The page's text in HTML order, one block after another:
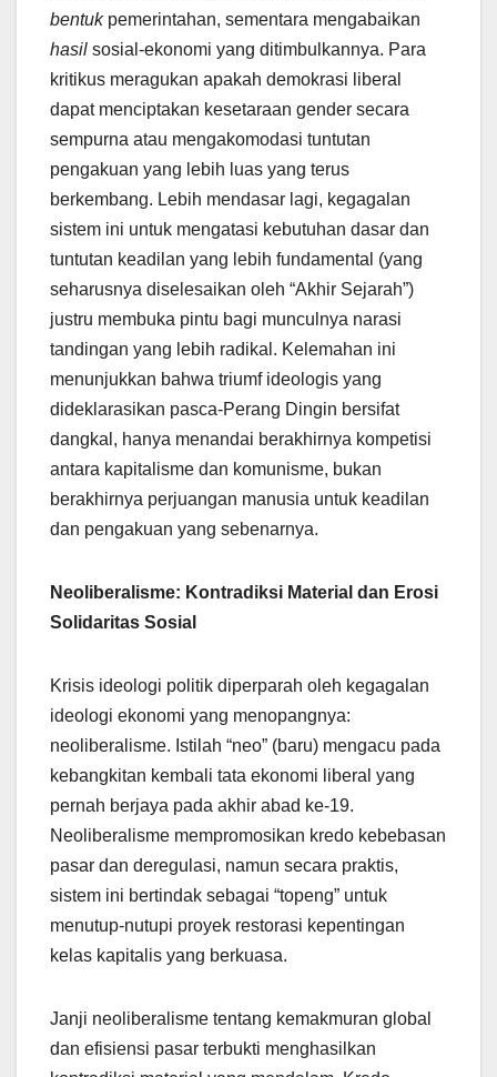
bentukpemerintahan, sementara mengabaikan
hasil sosial-ekonomi yang ditimbulkannya. Para
kritikus meragukan apakah demokrasi liberal
dapat menciptakan kesetaraan gender secara
sempurna atau mengakomodasi tuntutan
pengakuan yang lebih luas yang terus
berkembang. Lebih mendasar lagi, kegagalan
sistem ini untuk mengatasi kebutuhan dasar dan
tuntutan keadilan yang lebih fundamental (yang
seharusnya diselesaikan oleh “Akhir Sejarah”)
justru membuka pintu bagi munculnya narasi
tandingan yang lebih radikal. Kelemahan ini
menunjukkan bahwa triumf ideologis yang
dideklarasikan pasca-Perang Dingin bersifat
dangkal, hanya menandai berakhirnya kompetisi
antara kapitalisme dan komunisme, bukan
berakhirnya perjuangan manusia untuk keadilan
dan pengakuan yang sebenarnya.
Neoliberalisme: Kontradiksi Material dan Erosi
Solidaritas Sosial
Krisis ideologi politik diperparah oleh kegagalan
ideologi ekonomi yang menopangnya:
neoliberalisme. Istilah “neo” (baru) mengacu pada
kebangkitan kembali tata ekonomi liberal yang
pernah berjaya pada akhir abad ke-19.
Neoliberalisme mempromosikan kredo kebebasan
pasar dan deregulasi, namun secara praktis,
sistem ini bertindak sebagai “topeng” untuk
menutup-nutupi proyek restorasi kepentingan
kelas kapitalis yang berkuasa.
Janji neoliberalisme tentang kemakmuran global
dan efisiensi pasar terbukti menghasilkan